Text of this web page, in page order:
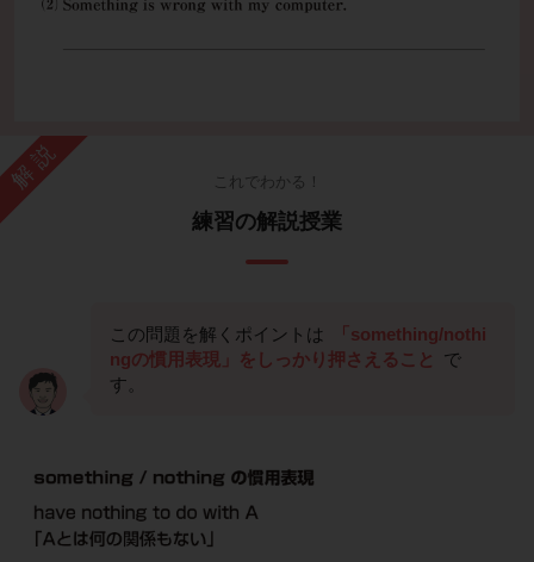
解説 これでわかる！
練習の解説授業
この問題を解くポイントは
「something/nothi
ngの慣用表現」をしっかり押さえること
で
す。